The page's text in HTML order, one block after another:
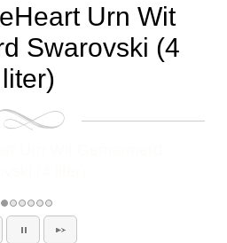
Urn Wit
Swarovski (4
liter)